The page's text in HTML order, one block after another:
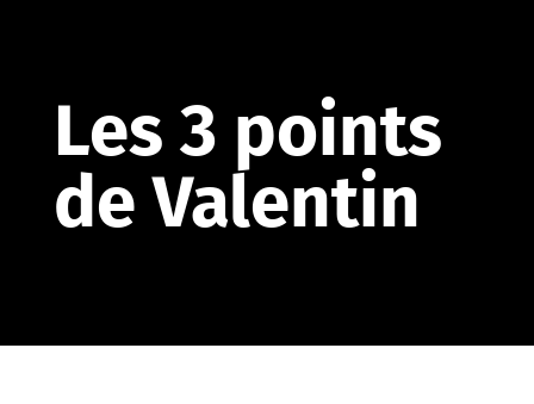
Les 3 points
de Valentin